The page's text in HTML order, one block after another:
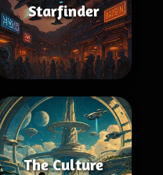
Starfinder
The Culture